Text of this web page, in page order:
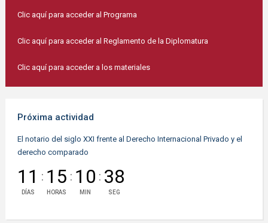
Clic aquí para acceder al Programa
Clic aquí para acceder al Reglamento de la Diplomatura
Clic aquí para acceder a los materiales
Próxima actividad
El notario del siglo XXI frente al Derecho Internacional Privado y el
derecho comparado
11
DÍAS
: 15
HORAS
: 10
MIN
: 38
SEG